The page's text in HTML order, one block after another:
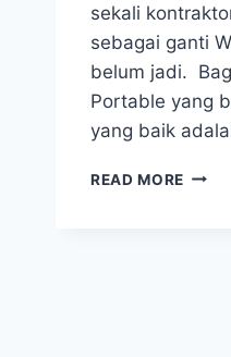
sekali
sebagai ganti
belum jadi.
Portable yang
yang baik
READ MORE